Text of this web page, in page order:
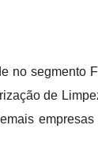
no segmento
de